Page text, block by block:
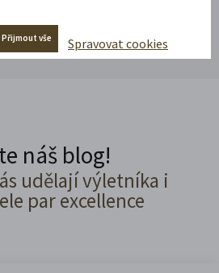
náš blog!
udělají výletníka i
par excellence
Přijmout vše Spravovat cookies